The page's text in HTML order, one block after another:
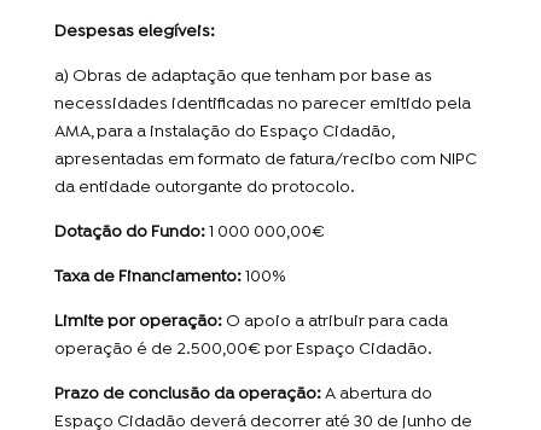
Despesas elegíveis:
a) Obras de adaptação que tenham por base as
necessidades identificadas no parecer emitido pela
AMA, para a instalação do Espaço Cidadão,
apresentadas em formato de fatura/recibo com NIPC
da entidade outorgante do protocolo.
Dotação do Fundo:1 000 000,00€
Taxa de Financiamento:100%
Limite por operação:O apoio a atribuir para cada
operação é de 2.500,00€ por Espaço Cidadão.
Prazo de conclusão da operação:A abertura do
Espaço Cidadão deverá decorrer até 30 de junho de